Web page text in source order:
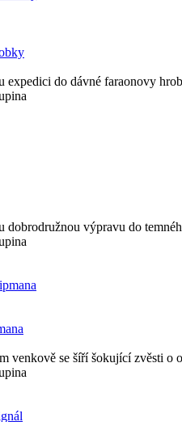
expedici do dávné faraonovy
dobrodružnou výpravu do
venkově se šíří šokující zvěsti o